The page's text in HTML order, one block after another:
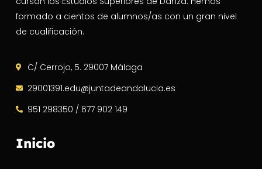
formado a cientos de alumnos/as con un gran nivel
de cualificación.
C/ Cerrojo, 5. 29007 Málaga
29001391.edu@juntadeandalucia.es
951 298350 / 677 902 149
Inicio